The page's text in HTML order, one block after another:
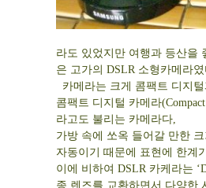
라도 있었지만 여행과 등산을
은 고가의 DSLR 소형카메라
카메라는 크게 콤팩트 디지
콤팩트 디지털 카메라
라고도 불리는 카메라다,
가방 속에 쏘옥 들어갈 만한
자동이기 때문에 표현에 한계
이에 비하여 DSLR 카케라는
종 렌즈를 교환하면서 다양한